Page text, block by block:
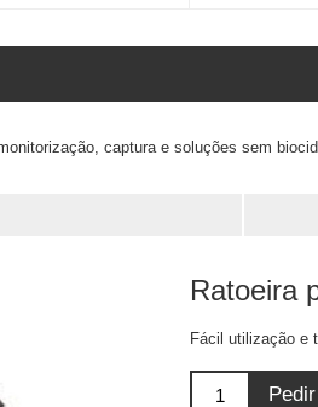
captura e soluções sem
Ratoeira
Fácil utilização e